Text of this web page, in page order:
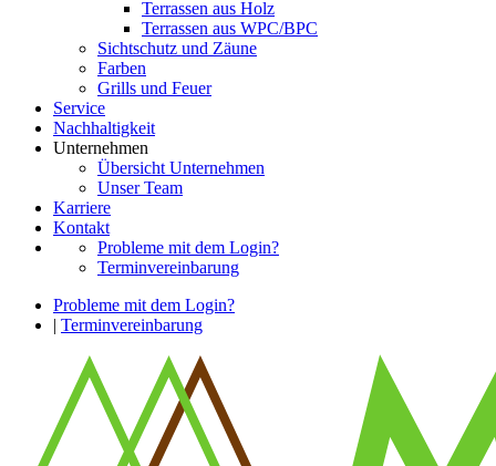
Terrassen aus Holz
Terrassen aus WPC/BPC
Sichtschutz und Zäune
Farben
Grills und Feuer
Service
Nachhaltigkeit
Unternehmen
Übersicht Unternehmen
Unser Team
Karriere
Kontakt
Probleme mit dem Login?
Terminvereinbarung
Probleme mit dem Login?
| Terminvereinbarung